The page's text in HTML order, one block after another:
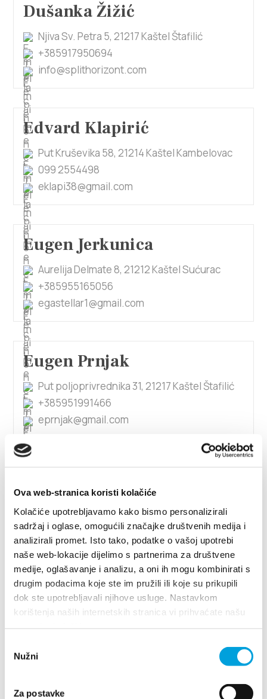
Ova web-stranica koristi kolačiće
Kolačiće upotrebljavamo kako bismo personalizirali
sadržaj i oglase, omogućili značajke društvenih medija i
analizirali promet. Isto tako, podatke o vašoj upotrebi
naše web-lokacije dijelimo s partnerima za društvene
medije, oglašavanje i analizu, a oni ih mogu kombinirati s
drugim podacima koje ste im pružili ili koje su prikupili
dok ste upotrebljavali njihove usluge. Nastavkom
korištenja naših internetskih stranica vi prihvaćate našu
pristanka
Nužni
Za postavke
Dušanka Žižić
Njiva Sv. Petra 5, 21217 Kaštel Štafilić
+385917950694
info@splithorizont.com
Edvard Klapirić
Put Kruševika 58, 21214 Kaštel Kambelovac
099 2554498
eklapi38@gmail.com
Eugen Jerkunica
Aurelija Delmate 8, 21212 Kaštel Sućurac
+385955165056
egastellar1@gmail.com
Eugen Prnjak
Put poljoprivrednika 31, 21217 Kaštel Štafilić
+385951991466
eprnjak@gmail.com
0915983189
felica33@hotmail.com
1/4
Frane Benutić